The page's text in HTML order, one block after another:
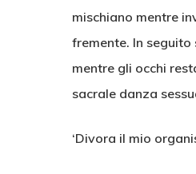
mischiano mentre
fremente. In
mentre gli occhi
sacrale danza
‘Divora il mio